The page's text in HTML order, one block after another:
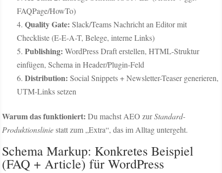
FAQPage/HowTo)
Quality Gate: Slack/Teams Nachricht an Editor mit
Checkliste (E-E-A-T, Belege, interne Links)
Publishing: WordPress Draft erstellen, HTML-Struktur
einfügen, Schema in Header/Plugin-Feld
Distribution: Social Snippets + Newsletter-Teaser generieren,
UTM-Links setzen
Warum das funktioniert: Du machst AEO zurStandard-
Produktionsliniestatt zum „Extra“, das im Alltag untergeht.
Schema Markup: Konkretes Beispiel
(FAQ + Article) für WordPress